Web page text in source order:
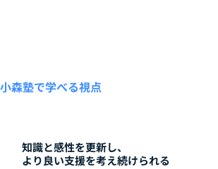
小森塾で学べる視点
知識と感性を更新し、
より良い支援を考え続けられる